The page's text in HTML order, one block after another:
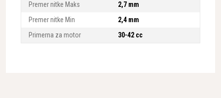
Premer nitke Maks
2,7 mm
Premer nitke Min
2,4 mm
Primerna za motor
30-42 cc